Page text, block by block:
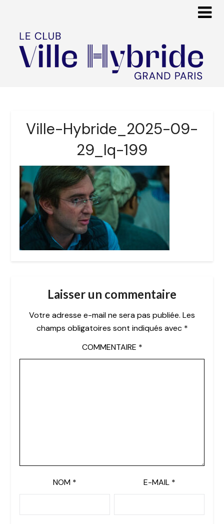
Ville-Hybride_2025-09-
29_lq-199
Laisser un commentaire
Votre adresse e-mail ne sera pas publiée. Les
champs obligatoires sont indiqués avec *
COMMENTAIRE *
NOM * E-MAIL *